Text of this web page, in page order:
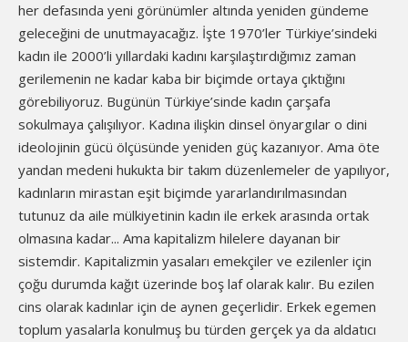
her defasında yeni görünümler altında yeniden gündeme
geleceğini de unutmayacağız. İşte 1970’ler Türkiye’sindeki
kadın ile 2000’li yıllardaki kadını karşılaştırdığımız zaman
gerilemenin ne kadar kaba bir biçimde ortaya çıktığını
görebiliyoruz. Bugünün Türkiye’sinde kadın çarşafa
sokulmaya çalışılıyor. Kadına ilişkin dinsel önyargılar o dini
ideolojinin gücü ölçüsünde yeniden güç kazanıyor. Ama öte
yandan medeni hukukta bir takım düzenlemeler de yapılıyor,
kadınların mirastan eşit biçimde yararlandırılmasından
tutunuz da aile mülkiyetinin kadın ile erkek arasında ortak
olmasına kadar... Ama kapitalizm hilelere dayanan bir
sistemdir. Kapitalizmin yasaları emekçiler ve ezilenler için
çoğu durumda kağıt üzerinde boş laf olarak kalır. Bu ezilen
cins olarak kadınlar için de aynen geçerlidir. Erkek egemen
toplum yasalarla konulmuş bu türden gerçek ya da aldatıcı